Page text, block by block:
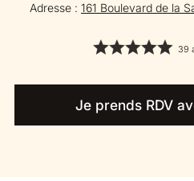
Adresse : 161 Boulevard de la
39
Je prends RDV